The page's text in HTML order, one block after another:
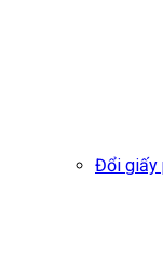
Đổi giấy